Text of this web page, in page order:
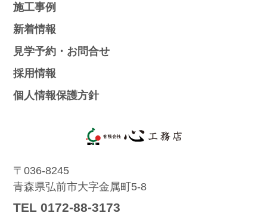
施工事例
新着情報
見学予約・お問合せ
採用情報
個人情報保護方針
〒036-8245
青森県弘前市大字金属町5-8
TEL 0172-88-3173